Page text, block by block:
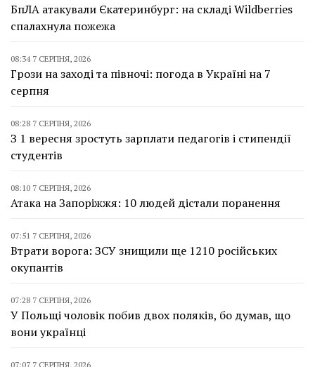
БпЛА атакували Єкатеринбург: на складі Wildberries
спалахнула пожежа
08:34 7 СЕРПНЯ, 2026
Грози на заході та півночі: погода в Україні на 7
серпня
08:28 7 СЕРПНЯ, 2026
З 1 вересня зростуть зарплати педагогів і стипендії
студентів
08:10 7 СЕРПНЯ, 2026
Атака на Запоріжжя: 10 людей дістали поранення
07:51 7 СЕРПНЯ, 2026
Втрати ворога: ЗСУ знищили ще 1210 російських
окупантів
07:28 7 СЕРПНЯ, 2026
У Польщі чоловік побив двох поляків, бо думав, що
вони українці
07:07 7 СЕРПНЯ, 2026